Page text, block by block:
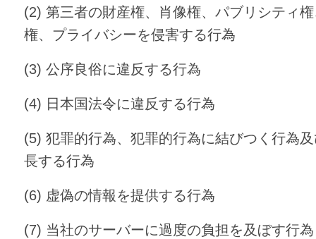
(2) 第三者の財産権、肖像権、パブリシティ
権、プライバシーを侵害する行為
(3) 公序良俗に違反する行為
(4) 日本国法令に違反する行為
(5) 犯罪的行為、犯罪的行為に結びつく行為
長する行為
(6) 虚偽の情報を提供する行為
(7) 当社のサーバーに過度の負担を及ぼす行為